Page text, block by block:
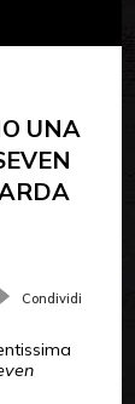
UNA
Condividi